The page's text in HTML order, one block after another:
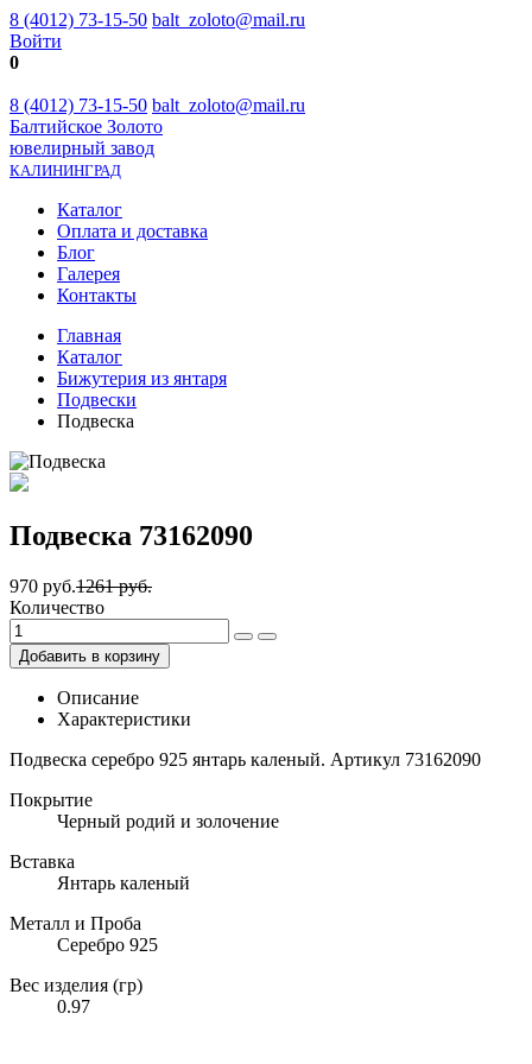
8 (4012) 73-15-50 balt_zoloto@mail.ru
Войти
0
8 (4012) 73-15-50 balt_zoloto@mail.ru
Балтийское Золото
ювелирный завод
КАЛИНИНГРАД
Каталог
Оплата и доставка
Блог
Галерея
Контакты
Главная
Каталог
Бижутерия из янтаря
Подвески
Подвеска
Подвеска 73162090
970 руб.1261 руб.
Количество
Добавить в корзину
Описание
Характеристики
Подвеска серебро 925 янтарь каленый. Артикул 73162090
Покрытие
Черный родий и золочение
Вставка
Янтарь каленый
Металл и Проба
Серебро 925
Вес изделия (гр)
0.97